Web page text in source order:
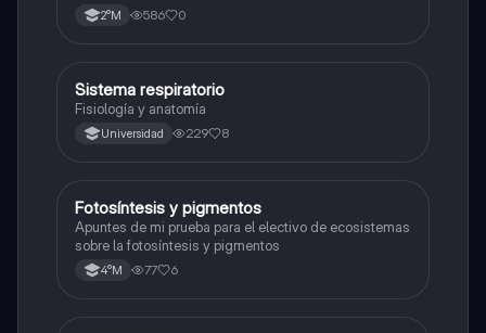
2°M 586 0
Biología
Sistema respiratorio
Fisiología y anatomía
Universidad 229 8
Biología
Fotosíntesis y pigmentos
Apuntes de mi prueba para el electivo de ecosistemas
sobre la fotosíntesis y pigmentos
4°M 77 6